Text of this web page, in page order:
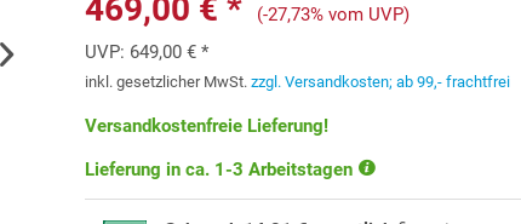
469,00 € *
(-27,73% vom UVP)
UVP: 649,00 € *
inkl. gesetzlicher MwSt.zzgl. Versandkosten; ab 99,- frachtfrei
Versandkostenfreie Lieferung!
Lieferung in ca. 1-3 Arbeitstagen